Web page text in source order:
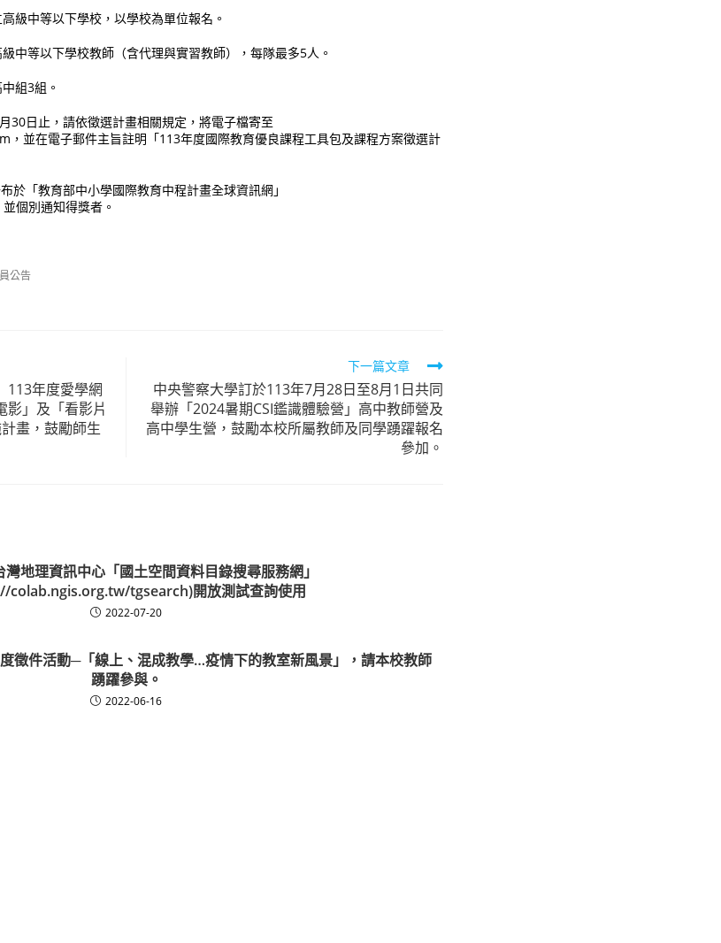
級中等以下學校，以學校為單位報名。
中等以下學校教師（含代理與實習教師），每隊最多5人。
組3組。
30日止，請依徵選計畫相關規定，將電子檔寄至
並在電子郵件主旨註明「113年度國際教育優良課程工具包及課程方案徵選計
於「教育部中小學國際教育中程計畫全球資訊網」
個別通知得獎者。
公告
113年度愛學網
影」及「看影片
畫，鼓勵師生
下一篇文章
中央警察大學訂於113年7月28日至8月1日共同
舉辦「2024暑期CSI鑑識體驗營」高中教師營及
高中學生營，鼓勵本校所屬教師及同學踴躍報名
參加。
灣地理資訊中心「國土空間資料目錄搜尋服務網」
colab.ngis.org.tw/tgsearch)開放測試查詢使用
2022-07-20
徵件活動─「線上、混成教學…疫情下的教室新風景」，請本校教師
踴躍參與。
2022-06-16